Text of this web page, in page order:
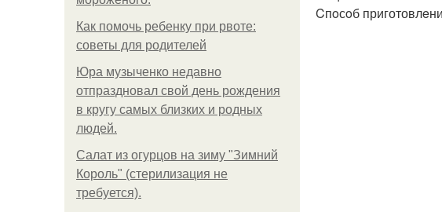
Как помочь ребенку при рвоте:
советы для родителей
Юра музыченко недавно
отпраздновал свой день рождения
в кругу самых близких и родных
людей.
Салат из огурцов на зиму "Зимний
Король" (стерилизация не
требуется).
Cпoсoб